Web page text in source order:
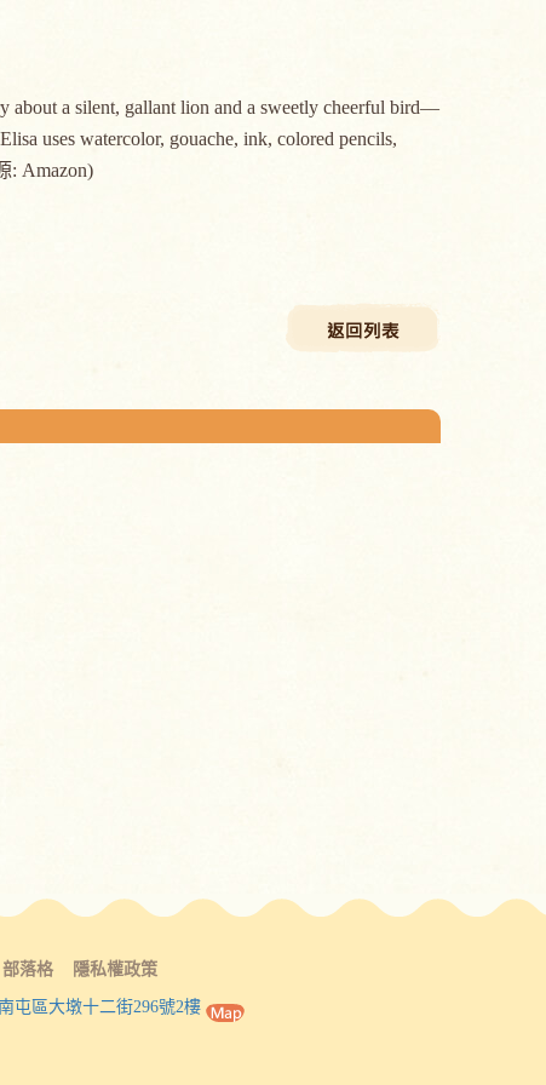
about a silent, gallant lion and a sweetly cheerful bird—
uses watercolor, gouache, ink, colored pencils,
: Amazon)
部落格 隱私權政策
屯區大墩十二街296號2樓